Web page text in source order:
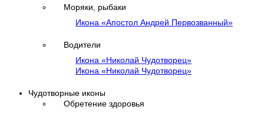
Моряки, рыбаки
Икона «Апостол Андрей Первозванный»
Водители
Икона «Николай Чудотворец»
Икона «Николай Чудотворец»
Чудотворные иконы
Обретение здоровья